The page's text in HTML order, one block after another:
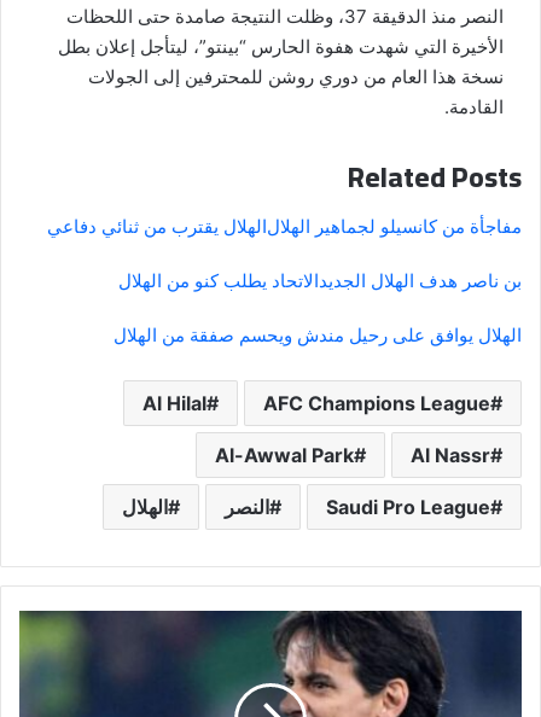
النصر منذ الدقيقة 37، وظلت النتيجة صامدة حتى اللحظات
الأخيرة التي شهدت هفوة الحارس “بينتو”، ليتأجل إعلان بطل
نسخة هذا العام من دوري روشن للمحترفين إلى الجولات
القادمة.
Related Posts
مفاجأة من كانسيلو لجماهير الهلالالهلال يقترب من ثنائي دفاعي
بن ناصر هدف الهلال الجديدالاتحاد يطلب كنو من الهلال
الهلال يوافق على رحيل مندش ويحسم صفقة من الهلال
AFC Champions League
Al Hilal
Al Nassr
Al-Awwal Park
Saudi Pro League النصر الهلال